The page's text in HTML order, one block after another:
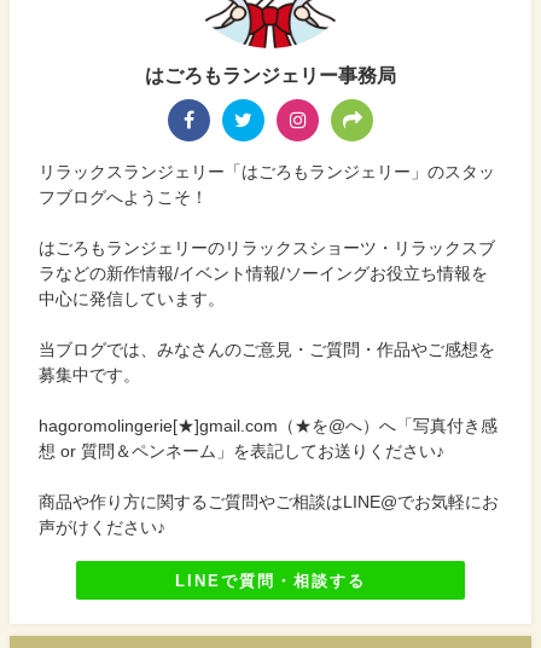
はごろもランジェリー事務局
リラックスランジェリー「はごろもランジェリー」のスタッ
フブログへようこそ！
はごろもランジェリーのリラックスショーツ・リラックスブ
ラなどの新作情報/イベント情報/ソーイングお役立ち情報を
中心に発信しています。
当ブログでは、みなさんのご意見・ご質問・作品やご感想を
募集中です。
hagoromolingerie[★]gmail.com（★を@へ）へ「写真付き感
想 or 質問＆ペンネーム」を表記してお送りください♪
商品や作り方に関するご質問やご相談はLINE@でお気軽にお
声がけください♪
LINEで質問・相談する